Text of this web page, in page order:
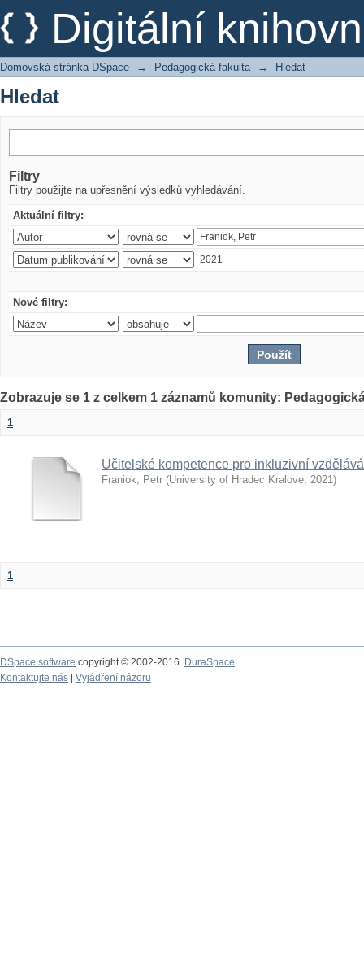
Digitální
Hledat
Domovská stránka DSpace → Pedagogická fakulta → Hledat
Hledat
Filtry
Filtry použijte na upřesnění výsledků vyhledávání.
Aktuální filtry:
Nové filtry:
Zobrazuje se 1 z celkem 1 záznamů komunity:
1
Učitelské kompetence pro inkluzivní
Franiok, Petr (University of Hradec Kralove, 2021)
1
DSpace software copyright © 2002-2016
DuraSpace
Kontaktujte nás
Vyjádření názoru